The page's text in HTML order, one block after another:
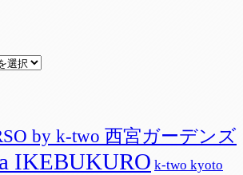
by k-two 西宮ガーデンズ
IKEBUKURO k-two kyoto